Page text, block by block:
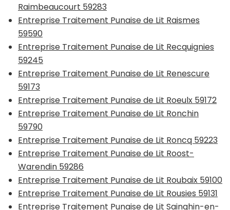
Raimbeaucourt 59283
Entreprise Traitement Punaise de Lit Raismes
59590
Entreprise Traitement Punaise de Lit Recquignies
59245
Entreprise Traitement Punaise de Lit Renescure
59173
Entreprise Traitement Punaise de Lit Roeulx 59172
Entreprise Traitement Punaise de Lit Ronchin
59790
Entreprise Traitement Punaise de Lit Roncq 59223
Entreprise Traitement Punaise de Lit Roost-
Warendin 59286
Entreprise Traitement Punaise de Lit Roubaix 59100
Entreprise Traitement Punaise de Lit Rousies 59131
Entreprise Traitement Punaise de Lit Sainghin-en-